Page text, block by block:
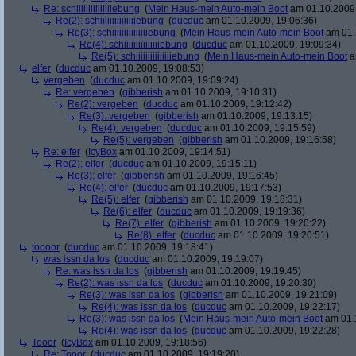
Re: schiiiiiiiiiiiiiiiebung (Mein Haus-mein Auto-mein Boot am
Re(2): schiiiiiiiiiiiiiiiebung (ducduc am 01.10.2009, 19:06:36)
Re(3): schiiiiiiiiiiiiiiiebung (Mein Haus-mein Auto-mein Boot am
Re(4): schiiiiiiiiiiiiiiiebung (ducduc am 01.10.2009, 19:09:34)
Re(5): schiiiiiiiiiiiiiiiebung (Mein Haus-mein Auto-mein Boot
elfer (ducduc am 01.10.2009, 19:08:53)
vergeben (ducduc am 01.10.2009, 19:09:24)
Re: vergeben (gibberish am 01.10.2009, 19:10:31)
Re(2): vergeben (ducduc am 01.10.2009, 19:12:42)
Re(3): vergeben (gibberish am 01.10.2009, 19:13:15)
Re(4): vergeben (ducduc am 01.10.2009, 19:15:59)
Re(5): vergeben (gibberish am 01.10.2009, 19:16:58)
Re: elfer ( IcyBox am 01.10.2009, 19:14:51)
Re(2): elfer (ducduc am 01.10.2009, 19:15:11)
Re(3): elfer (gibberish am 01.10.2009, 19:16:45)
Re(4): elfer (ducduc am 01.10.2009, 19:17:53)
Re(5): elfer (gibberish am 01.10.2009, 19:18:31)
Re(6): elfer (ducduc am 01.10.2009, 19:19:36)
Re(7): elfer (gibberish am 01.10.2009, 19:20:22)
Re(8): elfer (ducduc am 01.10.2009, 19:20:51)
toooor (ducduc am 01.10.2009, 19:18:41)
was issn da los (ducduc am 01.10.2009, 19:19:07)
Re: was issn da los (gibberish am 01.10.2009, 19:19:45)
Re(2): was issn da los (ducduc am 01.10.2009, 19:20:30)
Re(3): was issn da los (gibberish am 01.10.2009, 19:21:09)
Re(4): was issn da los (ducduc am 01.10.2009, 19:22:17)
Re(3): was issn da los (Mein Haus-mein Auto-mein Boot am
Re(4): was issn da los (ducduc am 01.10.2009, 19:22:28)
Tooor ( IcyBox am 01.10.2009, 19:18:56)